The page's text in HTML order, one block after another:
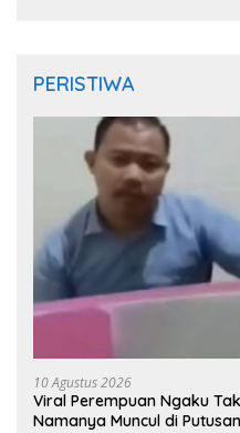
PERISTIWA
10 Agustus 2026
Viral Perempuan Ngaku
Namanya Muncul di